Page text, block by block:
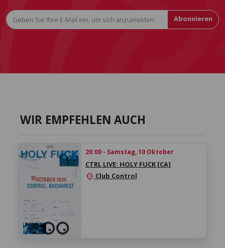
Abonnieren
WIR EMPFEHLEN AUCH
20:00 - Samstag, 10 Oktober
CTRL LIVE: HOLY FUCK [CA]
location_on Club Control